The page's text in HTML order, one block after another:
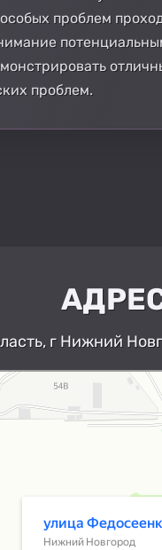
проблем
проблем.
г Нижний